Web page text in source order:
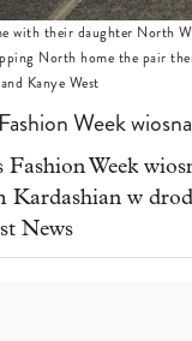
with their daughter North
North home the pair
Kanye West
Week
Week
Kardashian w
News